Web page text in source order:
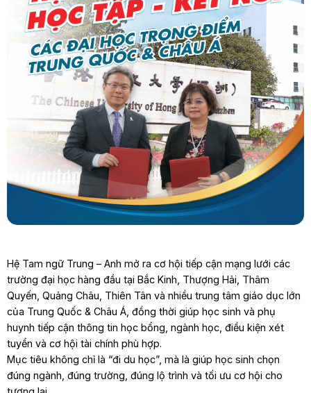
Hệ Tam ngữ Trung – Anh mở ra cơ hội tiếp cận mạng lưới các
trường đại học hàng đầu tại Bắc Kinh, Thượng Hải, Thâm
Quyến, Quảng Châu, Thiên Tân và nhiều trung tâm giáo dục lớn
của Trung Quốc & Châu Á, đồng thời giúp học sinh và phụ
huynh tiếp cận thông tin học bổng, ngành học, điều kiện xét
tuyển và cơ hội tài chính phù hợp.
Mục tiêu không chỉ là “đi du học”, mà là giúp học sinh chọn
đúng ngành, đúng trường, đúng lộ trình và tối ưu cơ hội cho